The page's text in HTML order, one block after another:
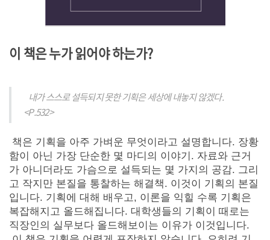
이 책은 누가 읽어야 하는가?
내가 스스로 설득되지 못한 기획은 세상에 내놓지 않겠다.
<P.532>
책은 기획을 아주 가벼운 무엇이라고 설명합니다. 장황
함이 아닌 가장 단순한 몇 마디의 이야기. 자료와 근거
가 아니더라도 가슴으로 설득되는 몇 가지의 공감. 그리
고 작지만 본질을 통찰하는 해결책. 이것이 기획의 본질
입니다. 기획에 대해 배우고, 이론을 익힐 수록 기획은
복잡해지고 올드해집니다. 대학생들의 기획이 때로는
직장인의 실무보다 올드해보이는 이유가 이것입니다.